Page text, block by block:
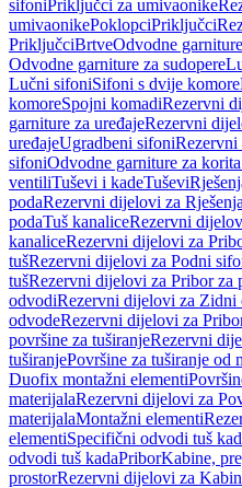
sifoniPriključci za umivaonike
umivaonikePoklopciPriključci
PriključciBrtveOdvodne
Odvodne garniture za sudopere
Lučni sifoniSifoni s dvije komore
komoreSpojni komadiRezervni
garniture za uređajeRezervni
uređajeUgradbeni sifoni
sifoniOdvodne garniture za
ventiliTuševi i kadeTuševi
podaRezervni dijelovi za
podaTuš kanaliceRezervni
kanaliceRezervni dijelovi za
tušRezervni dijelovi za Podni
tušRezervni dijelovi za Pribor za
odvodiRezervni dijelovi za Zidni
odvodeRezervni dijelovi za
površine za tuširanjeRezervni
tuširanjePovršine za tuširanje od
Duofix montažni elementi
materijalaRezervni dijelovi za
materijalaMontažni elementi
elementiSpecifični odvodi tuš
odvodi tuš kadaPriborKabine,
prostorRezervni dijelovi za